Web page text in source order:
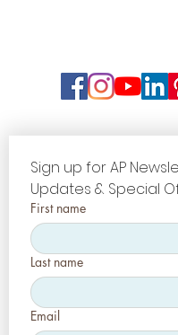
Sign up for AP
Updates & Special
First name
Last name
Email